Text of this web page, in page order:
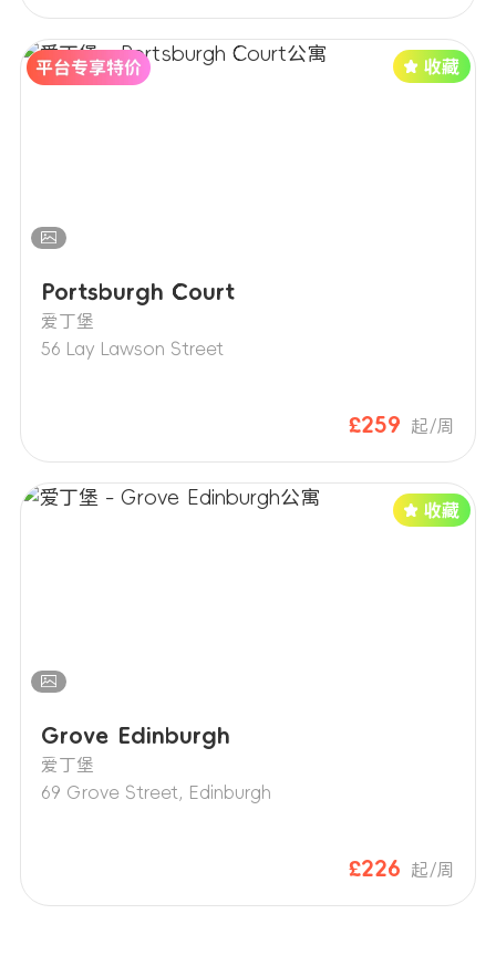
Portsburgh Court
爱丁堡
56 Lay Lawson Street
£259 起/周
Grove Edinburgh
爱丁堡
69 Grove Street, Edinburgh
£226 起/周